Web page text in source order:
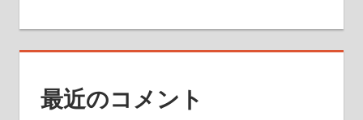
最近のコメント